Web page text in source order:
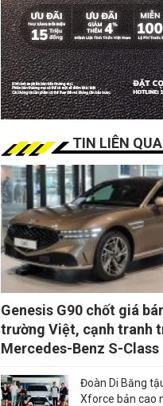
TIN LIÊN
Genesis G90 chốt giá
trường Việt, cạnh tranh
Mercedes-Benz S-Class
Đoàn Di Băng
Xforce bản cao